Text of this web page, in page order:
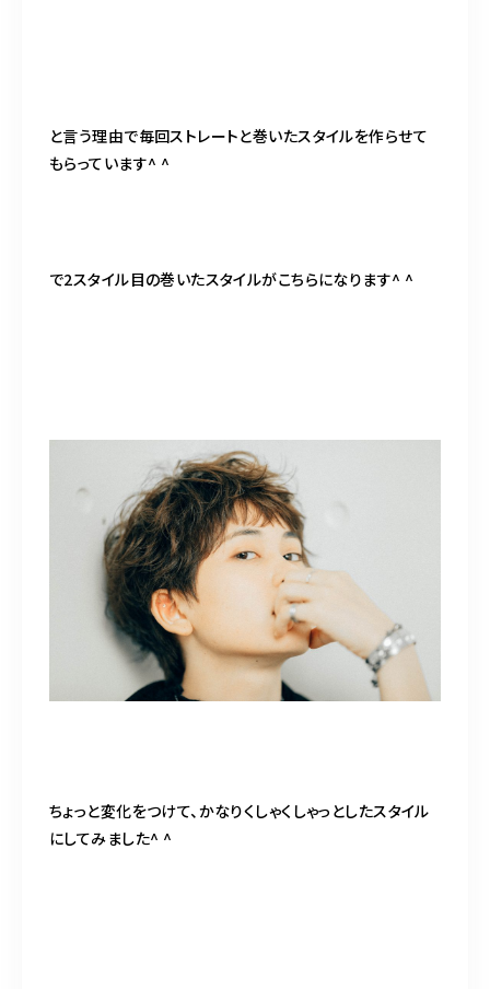
と言う理由で毎回ストレートと巻いたスタイルを作らせて
もらっています^ ^
で2スタイル目の巻いたスタイルがこちらになります^ ^
ちょっと変化をつけて、かなりくしゃくしゃっとしたスタイル
にしてみました^ ^